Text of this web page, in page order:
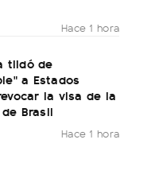
Hace 1 hora
tildó de
a Estados
la visa de la
Brasil
Hace 1 hora